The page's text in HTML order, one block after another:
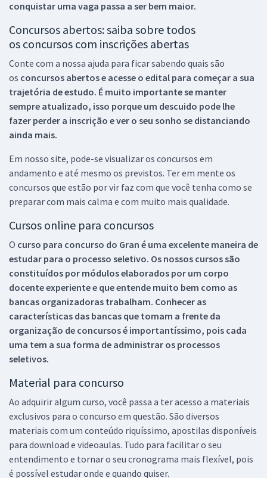
conquistar uma vaga passa a ser bem maior.
Concursos abertos: saiba sobre todos
os concursos com inscrições abertas
Conte com a nossa ajuda para ficar sabendo quais são
os concursos abertos e acesse o edital para começar a sua
trajetória de estudo. É muito importante se manter
sempre atualizado, isso porque um descuido pode lhe
fazer perder a inscrição e ver o seu sonho se distanciando
ainda mais.
Em nosso site, pode-se visualizar os concursos em
andamento e até mesmo os previstos. Ter em mente os
concursos que estão por vir faz com que você tenha como se
preparar com mais calma e com muito mais qualidade.
Cursos online para concursos
O curso para concurso do Gran é uma excelente maneira de
estudar para o processo seletivo. Os nossos cursos são
constituídos por módulos elaborados por um corpo
docente experiente e que entende muito bem como as
bancas organizadoras trabalham. Conhecer as
características das bancas que tomam a frente da
organização de concursos é importantíssimo, pois cada
uma tem a sua forma de administrar os processos
seletivos.
Material para concurso
Ao adquirir algum curso, você passa a ter acesso a materiais
exclusivos para o concurso em questão. São diversos
materiais com um conteúdo riquíssimo, apostilas disponíveis
para download e videoaulas. Tudo para facilitar o seu
entendimento e tornar o seu cronograma mais flexível, pois
é possível estudar onde e quando quiser.